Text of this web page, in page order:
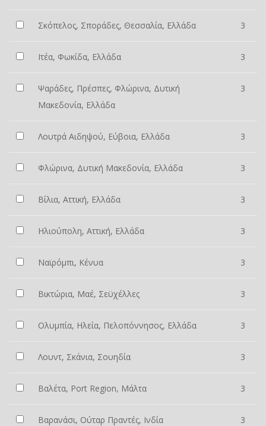
Σκόπελος, Σποράδες, Θεσσαλία, Ελλάδα 3
Ιτέα, Φωκίδα, Ελλάδα 3
Ψαράδες, Πρέσπες, Φλώρινα, Δυτική
Μακεδονία, Ελλάδα
3
Λουτρά Αιδηψού, Εύβοια, Ελλάδα 3
Φλώρινα, Δυτική Μακεδονία, Ελλάδα 3
Βίλια, Αττική, Ελλάδα 3
Ηλιούπολη, Αττική, Ελλάδα 3
Ναϊρόμπι, Κένυα 3
Βικτώρια, Μαέ, Σεϋχέλλες 3
Ολυμπία, Ηλεία, Πελοπόννησος, Ελλάδα 3
Λουντ, Σκάνια, Σουηδία 3
Βαλέτα, Port Region, Μάλτα 3
Βαρανάσι, Ούταρ Πραντές, Ινδία 3